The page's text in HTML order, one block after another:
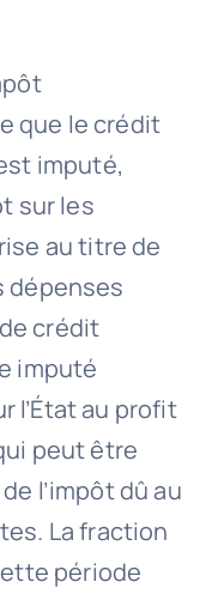
que le crédit
imputé,
sur les
au titre de
dépenses
crédit
imputé
l’État au profit
peut être
l’impôt dû au
La fraction
période